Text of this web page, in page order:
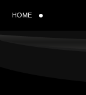
HOME